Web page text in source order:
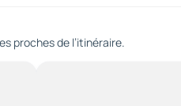
proches de l’itinéraire.